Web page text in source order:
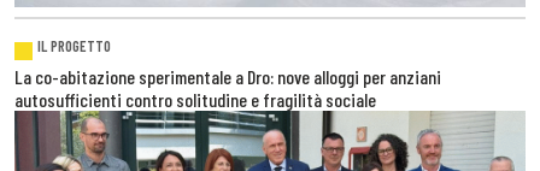
IL PROGETTO
La co-abitazione sperimentale a Dro: nove alloggi per anziani
autosufficienti contro solitudine e fragilità sociale